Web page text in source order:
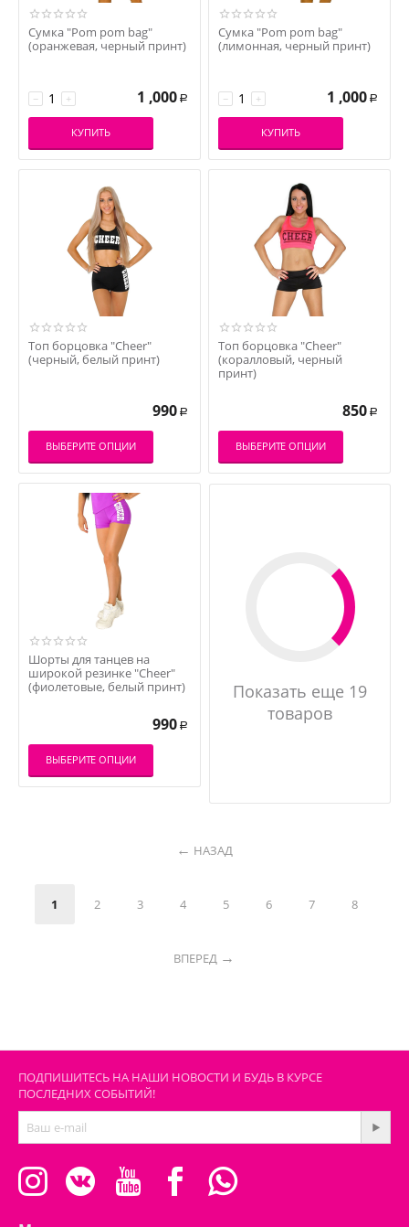
Сумка "Pom pom bag"
(оранжевая, черный принт)
+
− 1 ,000 Р
КУПИТЬ
Сумка "Pom pom bag"
(лимонная, черный принт)
+
− 1 ,000 Р
КУПИТЬ
Топ борцовка "Cheer"
(черный, белый принт)
990 Р
ВЫБЕРИТЕ ОПЦИИ
Топ борцовка "Cheer"
(коралловый, черный
принт)
850 Р
ВЫБЕРИТЕ ОПЦИИ
Шорты для танцев на
широкой резинке "Cheer"
(фиолетовые, белый принт)
990 Р
ВЫБЕРИТЕ ОПЦИИ
Показать еще 19
товаров
НАЗАД
1 2 3 4 5 6 7 8
ВПЕРЕД
ПОДПИШИТЕСЬ НА НАШИ НОВОСТИ И БУДЬ В КУРСЕ
ПОСЛЕДНИХ СОБЫТИЙ!